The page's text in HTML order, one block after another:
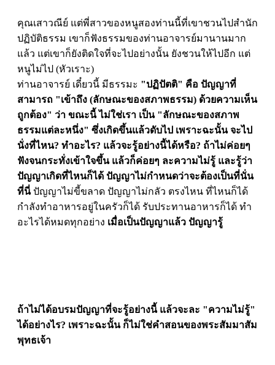
คุณเสาวณีย์ แต่พี่สาวของหนูสองท่านนี้ที่เขาชวนไปสำนัก
ปฏิบัติธรรม เขาก็ฟังธรรมของท่านอาจารย์มานานมาก
แล้ว แต่เขาก็ยังติดใจที่จะไปอย่างนั้น ยังชวนให้ไปอีก แต่
หนูไม่ไป (หัวเราะ)
ท่านอาจารย์ เดี๋ยวนี้ มีธรรมะ "ปฏิปัตติ" คือ ปัญญาที่
สามารถ "เข้าถึง (ลักษณะของสภาพธรรม) ด้วยความเห็น
ถูกต้อง" ว่า ขณะนี้ ไม่ใช่เรา เป็น "ลักษณะของสภาพ
ธรรมแต่ละหนึ่ง" ซึ่งเกิดขึ้นแล้วดับไป เพราะฉะนั้น จะไป
นั่งที่ไหน? ทำอะไร? แล้วจะรู้อย่างนี้ได้หรือ? ถ้าไม่ค่อยๆ
ฟังจนกระทั่งเข้าใจขึ้น แล้วก็ค่อยๆ ละความไม่รู้ และรู้ว่า
ปัญญาเกิดที่ไหนก็ได้ ปัญญาไม่กำหนดว่าจะต้องเป็นที่นั่น
ที่นี่ปัญญาไม่ขี้ขลาด ปัญญาไม่กลัว ตรงไหน ที่ไหนก็ได้
กำลังทำอาหารอยู่ในครัวก็ได้ รับประทานอาหารก็ได้ ทำ
อะไรได้หมดทุกอย่าง เมื่อเป็นปัญญาแล้ว ปัญญารู้
ถ้าไม่ได้อบรมปัญญาที่จะรู้อย่างนี้ แล้วจะละ "ความไม่รู้"
ได้อย่างไร? เพราะฉะนั้น ก็ไม่ใช่คำสอนของพระสัมมาสัม
พุทธเจ้า